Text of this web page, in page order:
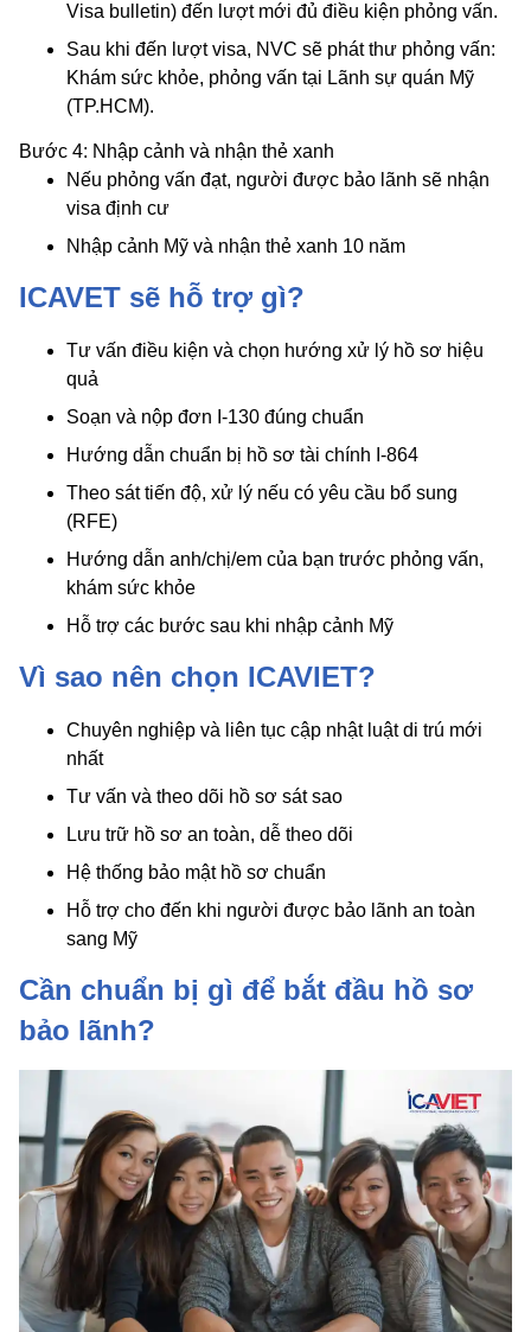
Visa bulletin) đến lượt mới đủ điều kiện phỏng vấn.
Sau khi đến lượt visa, NVC sẽ phát thư phỏng vấn:
Khám sức khỏe, phỏng vấn tại Lãnh sự quán Mỹ
(TP.HCM).
Bước 4: Nhập cảnh và nhận thẻ xanh
Nếu phỏng vấn đạt, người được bảo lãnh sẽ nhận
visa định cư
Nhập cảnh Mỹ và nhận thẻ xanh 10 năm
ICAVET sẽ hỗ trợ gì?
Tư vấn điều kiện và chọn hướng xử lý hồ sơ hiệu
quả
Soạn và nộp đơn I-130 đúng chuẩn
Hướng dẫn chuẩn bị hồ sơ tài chính I-864
Theo sát tiến độ, xử lý nếu có yêu cầu bổ sung
(RFE)
Hướng dẫn anh/chị/em của bạn trước phỏng vấn,
khám sức khỏe
Hỗ trợ các bước sau khi nhập cảnh Mỹ
Vì sao nên chọn ICAVIET?
Chuyên nghiệp và liên tục cập nhật luật di trú mới
nhất
Tư vấn và theo dõi hồ sơ sát sao
Lưu trữ hồ sơ an toàn, dễ theo dõi
Hệ thống bảo mật hồ sơ chuẩn
Hỗ trợ cho đến khi người được bảo lãnh an toàn
sang Mỹ
Cần chuẩn bị gì để bắt đầu hồ sơ
bảo lãnh?